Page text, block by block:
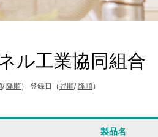
ル工業協同組合
/ 降順） 登録日（昇順/ 降順）
製品名